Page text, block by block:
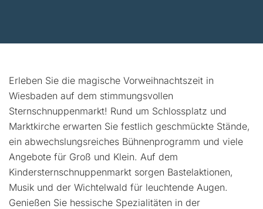
Erleben Sie die magische Vorweihnachtszeit in
Wiesbaden auf dem stimmungsvollen
Sternschnuppenmarkt! Rund um Schlossplatz und
Marktkirche erwarten Sie festlich geschmückte Stände,
ein abwechslungsreiches Bühnenprogramm und viele
Angebote für Groß und Klein. Auf dem
Kindersternschnuppenmarkt sorgen Bastelaktionen,
Musik und der Wichtelwald für leuchtende Augen.
Genießen Sie hessische Spezialitäten in der